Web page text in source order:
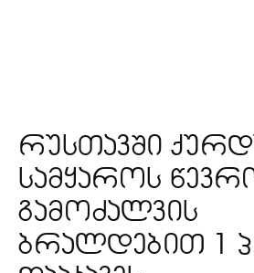
რუსთავში
სამყაროს
გამოძალვის
ბრალდებით 1